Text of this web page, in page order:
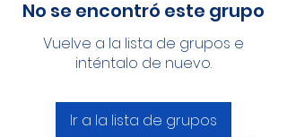
No se encontró este grupo
Vuelve a la lista de grupos e
inténtalo de nuevo.
Ir a la lista de grupos